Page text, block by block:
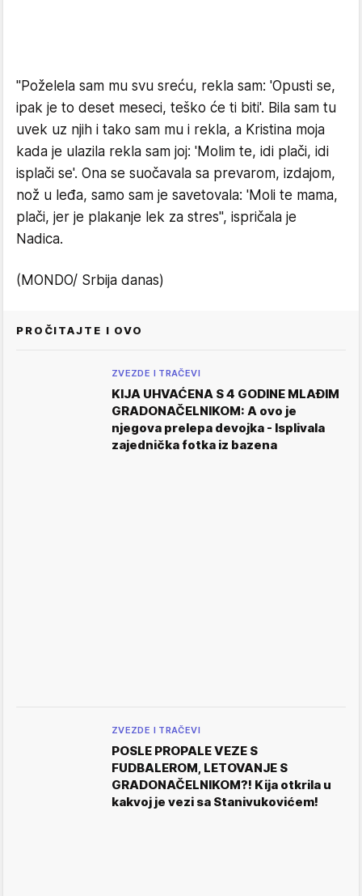
"Poželela sam mu svu sreću, rekla sam: 'Opusti se,
ipak je to deset meseci, teško će ti biti'. Bila sam tu
uvek uz njih i tako sam mu i rekla, a Kristina moja
kada je ulazila rekla sam joj: 'Molim te, idi plači, idi
isplači se'. Ona se suočavala sa prevarom, izdajom,
nož u leđa, samo sam je savetovala: 'Moli te mama,
plači, jer je plakanje lek za stres", ispričala je
Nadica.
(MONDO/ Srbija danas)
PROČITAJTE I OVO
ZVEZDE I TRAČEVI
KIJA UHVAĆENA S 4 GODINE MLAĐIM
GRADONAČELNIKOM: A ovo je
njegova prelepa devojka - Isplivala
zajednička fotka iz bazena
ZVEZDE I TRAČEVI
POSLE PROPALE VEZE S
FUDBALEROM, LETOVANJE S
GRADONAČELNIKOM?! Kija otkrila u
kakvoj je vezi sa Stanivukovićem!